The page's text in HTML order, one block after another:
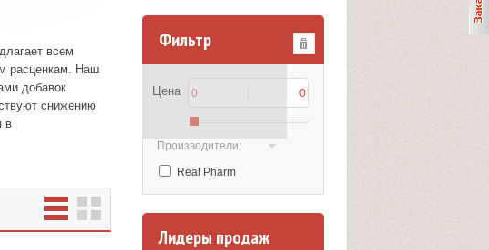
Фильтр
Цена
Производители:
Real Pharm
Лидеры продаж
всем
расценкам. Наш
добавок
снижению
в